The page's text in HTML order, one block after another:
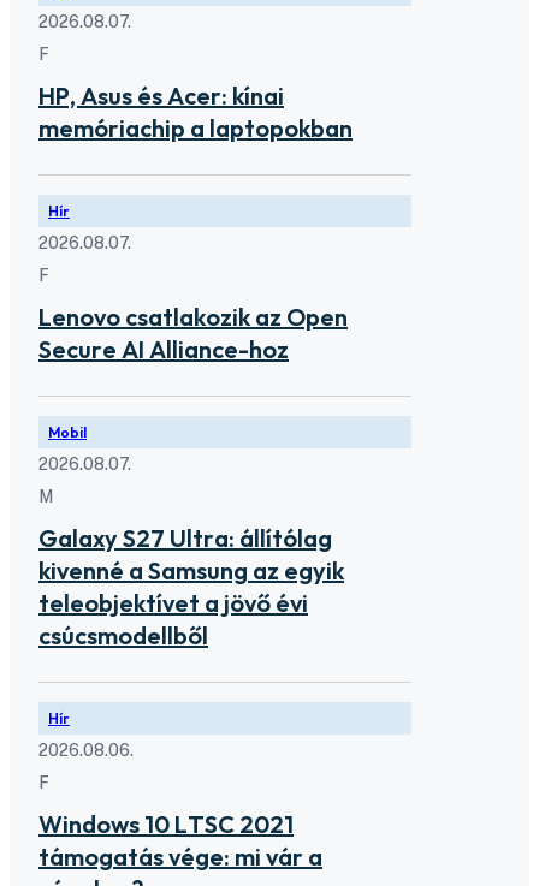
2026.08.07.
F
HP, Asus és Acer: kínai
memóriachip a laptopokban
Hír
2026.08.07.
F
Lenovo csatlakozik az Open
Secure AI Alliance-hoz
Mobil
2026.08.07.
M
Galaxy S27 Ultra: állítólag
kivenné a Samsung az egyik
teleobjektívet a jövő évi
csúcsmodellből
Hír
2026.08.06.
F
Windows 10 LTSC 2021
támogatás vége: mi vár a